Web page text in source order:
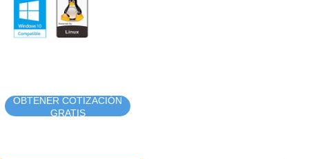
OBTENER COTIZACIÓN
GRATIS